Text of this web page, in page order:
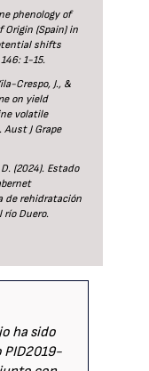
phenology of
(Spain) in
shifts
1-15.
Crespo, J., &
on yield
volatile
J Grape
(2024). Estado
de rehidratación
río Duero.
ha sido
PID2019-